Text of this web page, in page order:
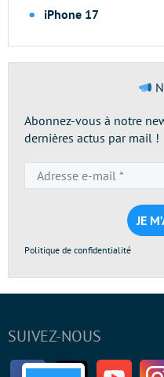
iPhone 17
Abonnez-vous à notre
dernières actus par mail !
Politique de confidentialité
SUIVEZ-NOUS
FacebookTwitter